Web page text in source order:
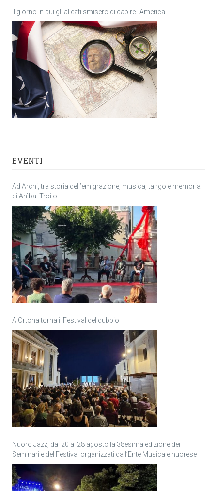
Il giorno in cui gli alleati smisero di capire l’America
EVENTI
Ad Archi, tra storia dell’emigrazione, musica, tango e memoria
di Anìbal Troilo
A Ortona torna il Festival del dubbio
Nuoro Jazz, dal 20 al 28 agosto la 38esima edizione dei
Seminari e del Festival organizzati dall’Ente Musicale nuorese